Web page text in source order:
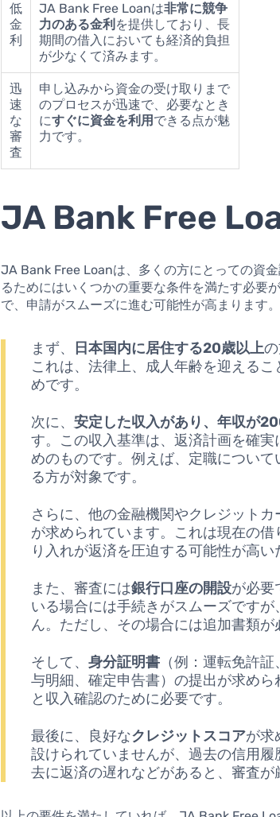
低
金
利
JA Bank Free Loanは非常に競争
力のある金利 を提供しており、長
期間の借入においても経済的負担
が少なくて済みます。
迅
速
な
審
査
申し込みから資金の受け取りまで
のプロセスが迅速で、必要なとき
にすぐに資金を利用 できる点が魅
力です。
JA Bank Free
JA Bank Free Loanは、多くの方にとっての資
るためにはいくつかの重要な条件を満たす必要
で、申請がスムーズに進む可能性が高まります。
まず、 日本国内に居住する20歳以上
これは、法律上、成人年齢を迎える
めです。
次に、安定した収入があり、年収が
す。この収入基準は、返済計画を確
めのものです。例えば、定職につい
る方が対象です。
さらに、他の金融機関やクレジット
が求められています。これは現在の
り入れが返済を圧迫する可能性が高い
また、審査には銀行口座の開設が必要
いる場合には手続きがスムーズです
ん。ただし、その場合には追加書類が
そして、身分証明書 （例：運転免許
与明細、確定申告書）の提出が求め
と収入確認のために必要です。
最後に、良好なクレジットスコアが求
設けられていませんが、過去の信用
去に返済の遅れなどがあると、審査が